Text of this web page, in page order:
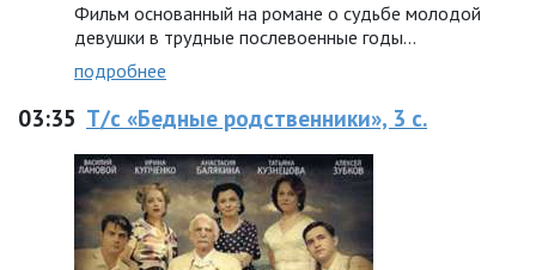
Фильм основанный на романе о судьбе молодой
девушки в трудные послевоенные годы…
подробнее
03:35 Т/с «Бедные родственники», 3 с.